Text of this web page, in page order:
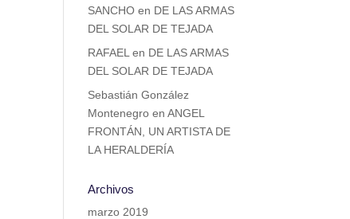
SANCHO en DE LAS ARMAS
DEL SOLAR DE TEJADA
RAFAEL en DE LAS ARMAS
DEL SOLAR DE TEJADA
Sebastián González
Montenegro enANGEL
FRONTÁN, UN ARTISTA DE
LA HERALDERÍA
Archivos
marzo 2019